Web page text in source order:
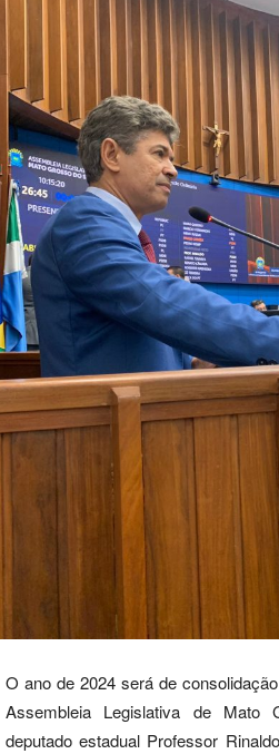
O ano de 2024 será de
Assembleia Legislativa de
deputado estadual Professor